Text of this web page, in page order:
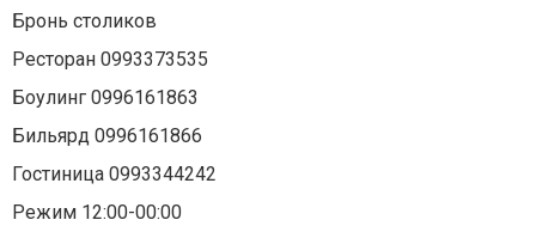
Бронь столиков
Ресторан 0993373535
Боулинг 0996161863
Бильярд 0996161866
Гостиница 0993344242
Режим 12:00-00:00